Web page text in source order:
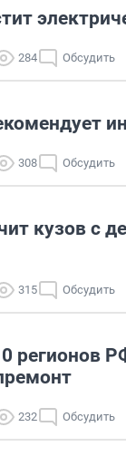
284 Обсудить
308 Обсудить
кузов с
315 Обсудить
регионов
232 Обсудить